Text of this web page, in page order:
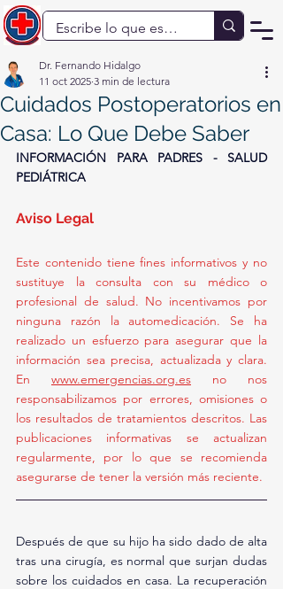
Cuidados Postoperatorios en
Casa: Lo Que Debe Saber
Dr. Fernando Hidalgo
11 oct 2025 3 min de lectura
INFORMACIÓN PARA PADRES - SALUD
PEDIÁTRICA
Aviso Legal
Este contenido tiene fines informativos y no
sustituye la consulta con su médico o
profesional de salud. No incentivamos por
ninguna razón la automedicación. Se ha
realizado un esfuerzo para asegurar que la
información sea precisa, actualizada y clara.
En www.emergencias.org.es no nos
responsabilizamos por errores, omisiones o
los resultados de tratamientos descritos. Las
publicaciones informativas se actualizan
regularmente, por lo que se recomienda
asegurarse de tener la versión más reciente.
Después de que su hijo ha sido dado de alta
tras una cirugía, es normal que surjan dudas
sobre los cuidados en casa. La recuperación